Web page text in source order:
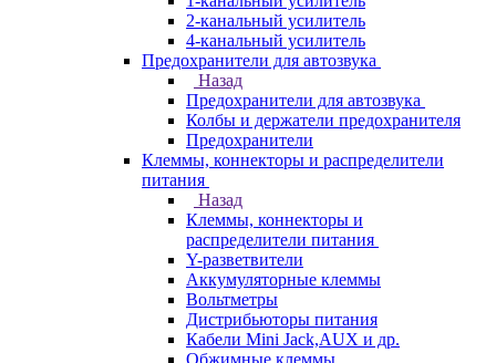
2-канальный усилитель
4-канальный усилитель
Предохранители для автозвука
Назад
Предохранители для автозвука
Колбы и держатели предохранителя
Предохранители
Клеммы, коннекторы и распределители
питания
Назад
Клеммы, коннекторы и
распределители питания
Y-разветвители
Аккумуляторные клеммы
Вольтметры
Дистрибьюторы питания
Кабели Mini Jack,AUX и др.
Обжимные клеммы